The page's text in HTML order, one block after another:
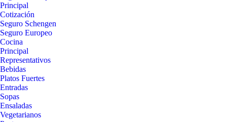
Principal
Cotización
Seguro Schengen
Seguro Europeo
Cocina
Principal
Representativos
Bebidas
Platos Fuertes
Entradas
Sopas
Ensaladas
Vegetarianos